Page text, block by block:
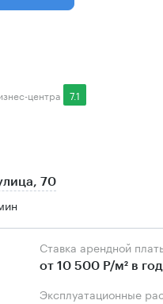
центра 7.1
70
Ставка арендной
от 10 500 Р/м² в год
Эксплуатационные